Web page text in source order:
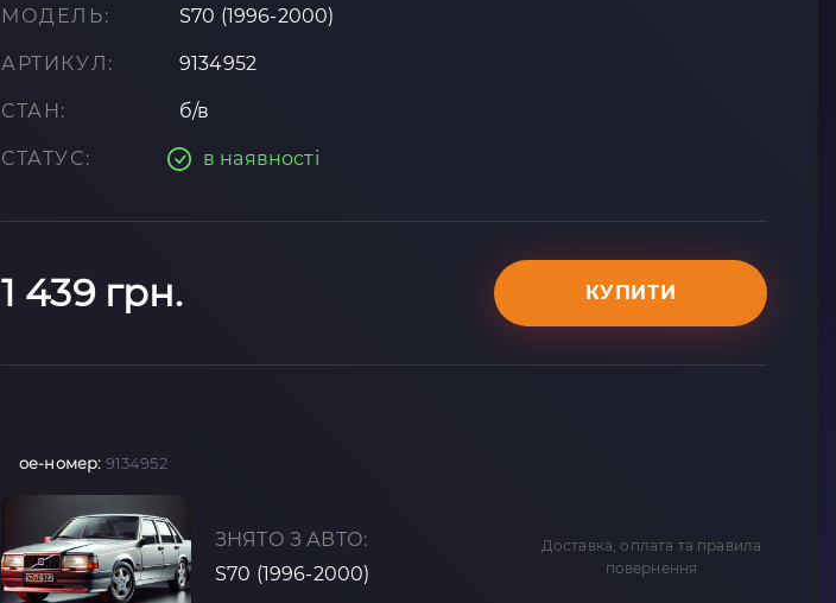
МОДЕЛЬ: S70 (1996-2000)
АРТИКУЛ: 9134952
СТАН: б/в
СТАТУС: в наявності
1 439 грн. КУПИТИ
oe-номер: 9134952
ЗНЯТО З АВТО:
S70 (1996-2000)
Доставка, оплата та правила
повернення